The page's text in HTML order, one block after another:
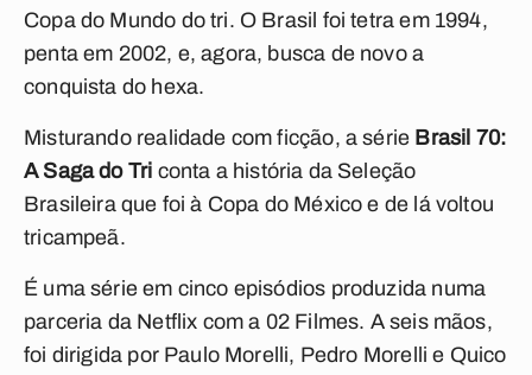
Copa do Mundo do tri. O Brasil foi tetra em 1994,
penta em 2002, e, agora, busca de novo a
conquista do hexa.
Misturando realidade com ficção, a série Brasil 70:
A Saga do Tri conta a história da Seleção
Brasileira que foi à Copa do México e de lá voltou
tricampeã.
É uma série em cinco episódios produzida numa
parceria da Netflix com a 02 Filmes. A seis mãos,
foi dirigida por Paulo Morelli, Pedro Morelli e Quico